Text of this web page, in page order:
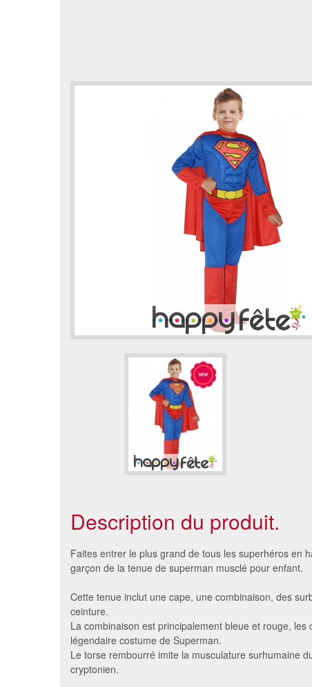
Description du produit.
Faites entrer le plus grand de tous les superhéros en
garçon de la tenue de superman musclé pour enfant.
Cette tenue inclut une cape, une combinaison, des
ceinture.
La combinaison est principalement bleue et rouge, les
légendaire costume de Superman.
Le torse rembourré imite la musculature surhumaine
cryptonien.